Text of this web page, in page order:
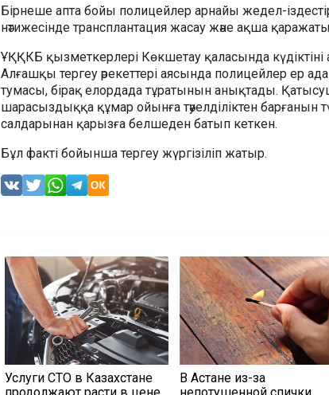
Бірнеше апта бойы полицейлер арнайы жедел-
нәтижесінде трансплантация жасау және ақша
ҰҚҚКБ қызметкерлері Көкшетау қаласында күдіктіні
Алғашқы тергеу әрекеттері аясында полицейлер ер
тумасы, бірақ елордада тұратынын анықтады.
шарасыздыққа құмар ойынға тәуелділіктен барғанын
салдарынан қарызға белшеден батып кеткен.
Бұл факті бойынша тергеу жүргізіліп жатыр.
Услуги СТО в Казахстане
В Астане из-за